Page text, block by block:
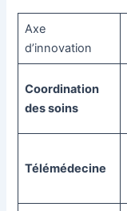
Axe
d’innovation
Coordination
des soins
Télémédecine